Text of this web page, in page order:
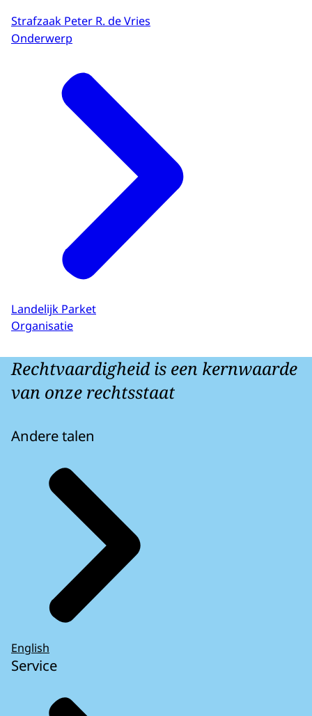
Strafzaak Peter R. de Vries
Onderwerp
Landelijk Parket
Organisatie
Rechtvaardigheid is een kernwaarde
van onze rechtsstaat
Andere talen
English
Service